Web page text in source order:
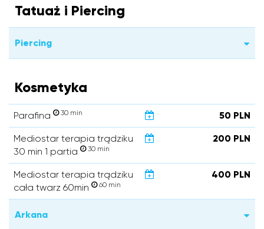
Tatuaż i Piercing
Piercing
Kosmetyka
Parafina 30 min 50 PLN
Mediostar terapia trądziku
30 min 1 partia
30 min
200 PLN
Mediostar terapia trądziku
cała twarz 60min
60 min
400 PLN
Arkana